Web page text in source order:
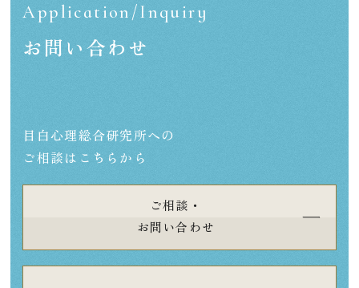
Application/Inquiry
お問い合わせ
目白心理総合研究所への
ご相談はこちらから
ご相談・
お問い合わせ